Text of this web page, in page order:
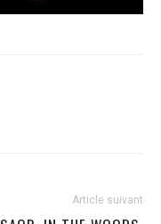
Article suivant